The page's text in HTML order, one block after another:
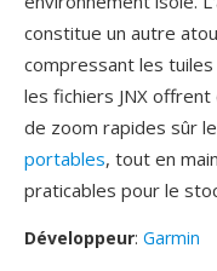
constitue un autre
compressant les
les fichiers JNX
de zoom rapides sûr
portables, tout en
praticables pour le
Développeur: Garmin